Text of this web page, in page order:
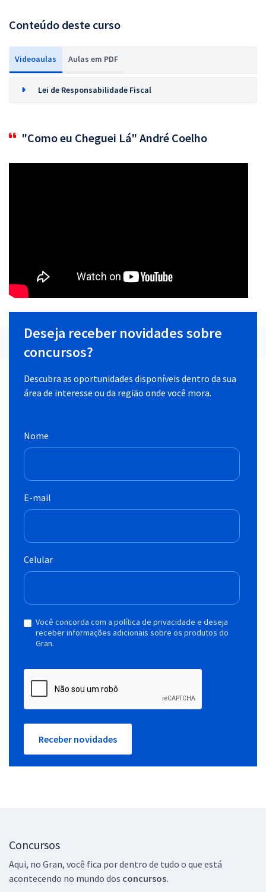
Conteúdo deste curso
Videoaulas Aulas em PDF
Lei de Responsabilidade Fiscal
"Como eu Cheguei Lá" André Coelho
Deseja receber novidades sobre
concursos?
Descubra as oportunidades disponíveis dentro da sua
área de interesse ou da região onde você mora.
Nome
E-mail
Celular
Você concorda com a política de privacidade e deseja
receber informações adicionais sobre os produtos do
Gran.
Receber novidades
Concursos
Aqui, no Gran, você fica por dentro de tudo o que está
acontecendo no mundo dos concursos.